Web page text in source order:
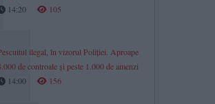
14:20
105
ilegal, în vizorul Poliției. Aproape
de controale și peste 1.000 de amenzi
14:00
156